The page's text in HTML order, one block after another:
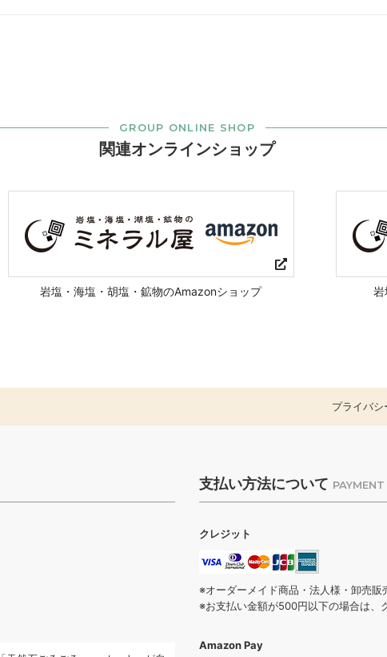
GROUP ONLINE SHOP
関連オンラインショップ
岩塩・海塩・胡塩・鉱物のAmazonショップ 岩
プライバシ
支払い方法について PAYMENT
クレジット
※オーダーメイド商品・法人様・卸売販
※お支払い金額が500円以下の場合は、
Amazon Pay